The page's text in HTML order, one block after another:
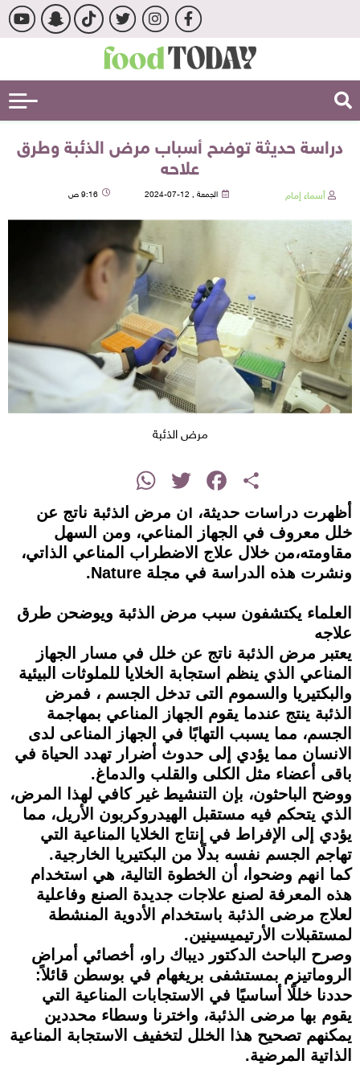
دراسة حديثة توضح أسباب مرض الذئبة وطرق
علاجه
أسماء إمام الجمعة , 12-07-2024 9:16 ص
مرض الذئبة
Share
Facebook
Twitter
WhatsApp
أظهرت دراسات حديثة، أن مرض الذئبة ناتج عن
خلل معروف في الجهاز المناعي، ومن السهل
مقاومته،من خلال علاج الاضطراب المناعي الذاتي،
ونشرت هذه الدراسة في مجلة Nature.
العلماء يكتشفون سبب مرض الذئبة ويوضحن طرق
علاجه
يعتبر مرض الذئبة ناتج عن خلل في مسار الجهاز
المناعي الذي ينظم استجابة الخلايا للملوثات البيئية
والبكتيريا والسموم التى تدخل الجسم ، فمرض
الذئبة ينتج عندما يقوم الجهاز المناعي بمهاجمة
الجسم، مما يسبب التهابًا في الجهاز المناعى لدى
الانسان مما يؤدي إلى حدوث أضرار تهدد الحياة في
باقى أعضاء مثل الكلى والقلب والدماغ.
ووضح الباحثون، بإن التنشيط غير كافي لهذا المرض،
الذي يتحكم فيه مستقبل الهيدروكربون الأريل، مما
يؤدي إلى الإفراط في إنتاج الخلايا المناعية التي
تهاجم الجسم نفسه بدلًا من البكتيريا الخارجية.
كما انهم وضحوا، أن الخطوة التالية، هي استخدام
هذه المعرفة لصنع علاجات جديدة الصنع وفاعلية
لعلاج مرضى الذئبة باستخدام الأدوية المنشطة
لمستقبلات الأرتيميسينين.
وصرح الباحث الدكتور ديباك راو، أخصائي أمراض
الروماتيزم بمستشفى بريغهام في بوسطن قائلاً:
حددنا خللًا أساسيًا في الاستجابات المناعية التي
يقوم بها مرضى الذئبة، واخترنا وسطاء محددين
يمكنهم تصحيح هذا الخلل لتخفيف الاستجابة المناعية
الذاتية المرضية.